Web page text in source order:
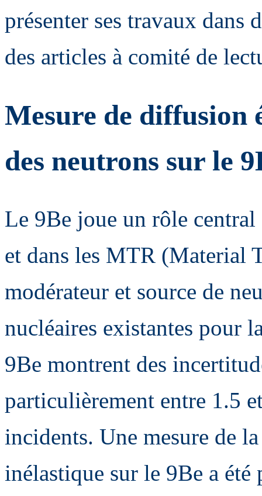
présenter ses travaux dans
des articles à comité de
Mesure de diffusion
des neutrons sur le
Le 9Be joue un rôle
et dans les MTR (Material
modérateur et source de
nucléaires existantes pour
9Be montrent des
particulièrement entre 1.5
incidents. Une mesure de
inélastique sur le 9Be a été